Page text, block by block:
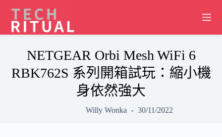
content
NETGEAR Orbi Mesh WiFi 6
RBK762S 系列開箱試玩：縮小機
身依然強大
Willy Wonka 30/11/2022